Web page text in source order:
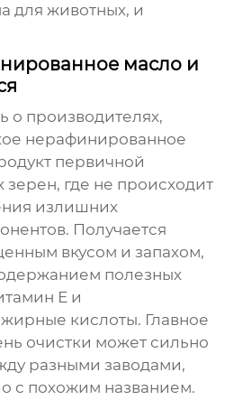
для животных, и
масло и
о производителях,
нерафинированное
первичной
зерен, где не происходит
излишних
Получается
вкусом и запахом,
полезных
Е и
кислоты. Главное
очистки может сильно
разными заводами,
с похожим названием.